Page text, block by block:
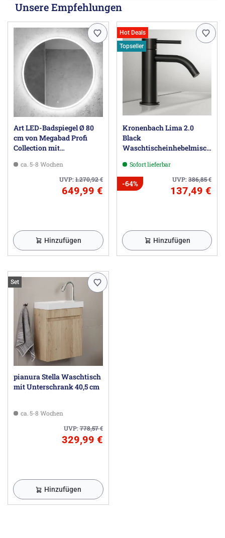
Unsere Empfehlungen
Art LED-Badspiegel Ø 80
cm von Megabad Profi
Collection mit
ca. 5-8 Wochen
UVP:1.270,92€
649,99 €
Hinzufügen
Hot Deals
Topseller
Kronenbach Lima 2.0
Black
Waschtischeinhebelmischer
Sofort lieferbar
UVP:386,85€
-64%
137,49 €
Hinzufügen
Set
pianura Stella Waschtisch
mit Unterschrank 40,5 cm
ca. 5-8 Wochen
UVP:778,57€
329,99 €
Hinzufügen